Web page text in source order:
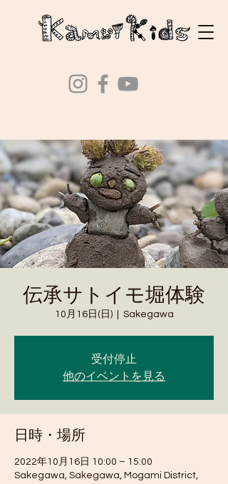
伝承サトイモ堀体験
10月16日(日)
  |
Sakegawa
受付停止
他のイベントを見る
日時・場所
2022年10月16日 10:00 – 15:00
Sakegawa, Sakegawa, Mogami District,